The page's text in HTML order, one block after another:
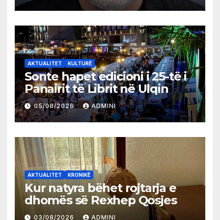
AKTUALITET KULTURË
Sonte hapet edicioni i 25-të i
Panairit të Librit në Ulqin
05/08/2026 ADMINI
AKTUALITET KRONIKË
Kur natyra bëhet rojtarja e
dhomës së Rexhep Qosjes
03/08/2026 ADMINI